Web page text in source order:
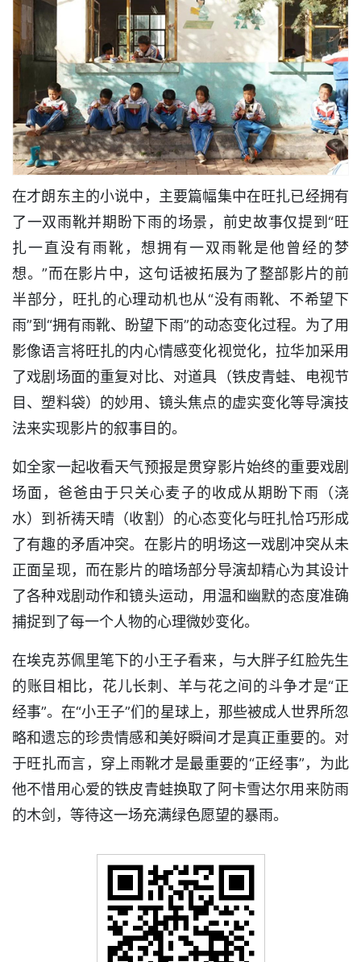
在才朗东主的小说中，主要篇幅集中在旺扎已经拥有
了一双雨靴并期盼下雨的场景，前史故事仅提到“旺
扎一直没有雨靴，想拥有一双雨靴是他曾经的梦
想。”而在影片中，这句话被拓展为了整部影片的前
半部分，旺扎的心理动机也从“没有雨靴、不希望下
雨”到“拥有雨靴、盼望下雨”的动态变化过程。为了用
影像语言将旺扎的内心情感变化视觉化，拉华加采用
了戏剧场面的重复对比、对道具（铁皮青蛙、电视节
目、塑料袋）的妙用、镜头焦点的虚实变化等导演技
法来实现影片的叙事目的。
如全家一起收看天气预报是贯穿影片始终的重要戏剧
场面，爸爸由于只关心麦子的收成从期盼下雨（浇
水）到祈祷天晴（收割）的心态变化与旺扎恰巧形成
了有趣的矛盾冲突。在影片的明场这一戏剧冲突从未
正面呈现，而在影片的暗场部分导演却精心为其设计
了各种戏剧动作和镜头运动，用温和幽默的态度准确
捕捉到了每一个人物的心理微妙变化。
在埃克苏佩里笔下的小王子看来，与大胖子红脸先生
的账目相比，花儿长刺、羊与花之间的斗争才是“正
经事”。在“小王子”们的星球上，那些被成人世界所忽
略和遗忘的珍贵情感和美好瞬间才是真正重要的。对
于旺扎而言，穿上雨靴才是最重要的“正经事”，为此
他不惜用心爱的铁皮青蛙换取了阿卡雪达尔用来防雨
的木剑，等待这一场充满绿色愿望的暴雨。